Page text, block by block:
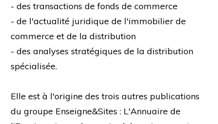
- des transactions de fonds de commerce
- de l'actualité juridique de l'immobilier de
commerce et de la distribution
- des analyses stratégiques de la distribution
spécialisée.
Elle est à l'origine des trois autres publications
du groupe Enseigne&Sites : L'Annuaire de